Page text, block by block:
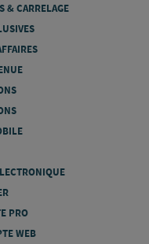
& CARRELAGE
PRO
WEB